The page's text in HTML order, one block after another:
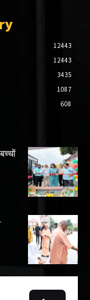
12443
12443
3435
1087
608